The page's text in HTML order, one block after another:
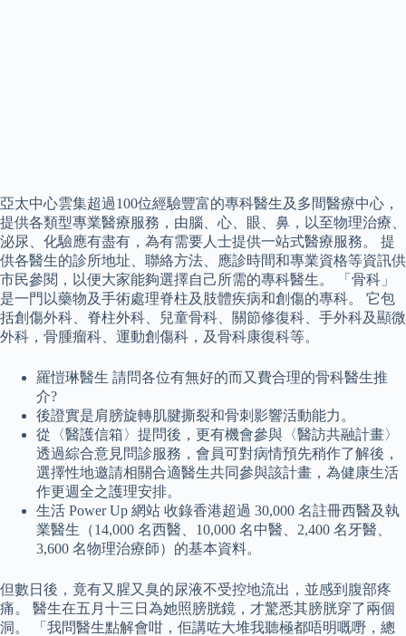
亞太中心雲集超過100位經驗豐富的專科醫生及多間醫療中心，
提供各類型專業醫療服務，由腦、心、眼、鼻，以至物理治療、
泌尿、化驗應有盡有，為有需要人士提供一站式醫療服務。 提
供各醫生的診所地址、聯絡方法、應診時間和專業資格等資訊供
市民參閱，以便大家能夠選擇自己所需的專科醫生。 「骨科」
是一門以藥物及手術處理脊柱及肢體疾病和創傷的專科。 它包
括創傷外科、脊柱外科、兒童骨科、關節修復科、手外科及顯微
外科，骨腫瘤科、運動創傷科，及骨科康復科等。
羅愷琳醫生 請問各位有無好的而又費合理的骨科醫生推
介?
後證實是肩膀旋轉肌腱撕裂和骨刺影響活動能力。
從〈醫護信箱〉提問後，更有機會參與〈醫訪共融計畫〉
透過綜合意見問診服務，會員可對病情預先稍作了解後，
選擇性地邀請相關合適醫生共同參與該計畫，為健康生活
作更週全之護理安排。
生活 Power Up 網站 收錄香港超過 30,000 名註冊西醫及執
業醫生（14,000 名西醫、10,000 名中醫、2,400 名牙醫、
3,600 名物理治療師）的基本資料。
但數日後，竟有又腥又臭的尿液不受控地流出，並感到腹部疼
痛。 醫生在五月十三日為她照膀胱鏡，才驚悉其膀胱穿了兩個
洞。 「我問醫生點解會咁，佢講咗大堆我聽極都唔明嘅嘢，總